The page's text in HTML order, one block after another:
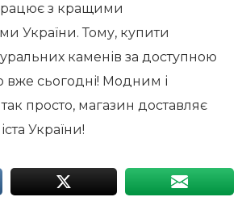
з кращими
України. Тому, купити
каменів за доступною
сьогодні! Модним і
просто, магазин доставляє
України!